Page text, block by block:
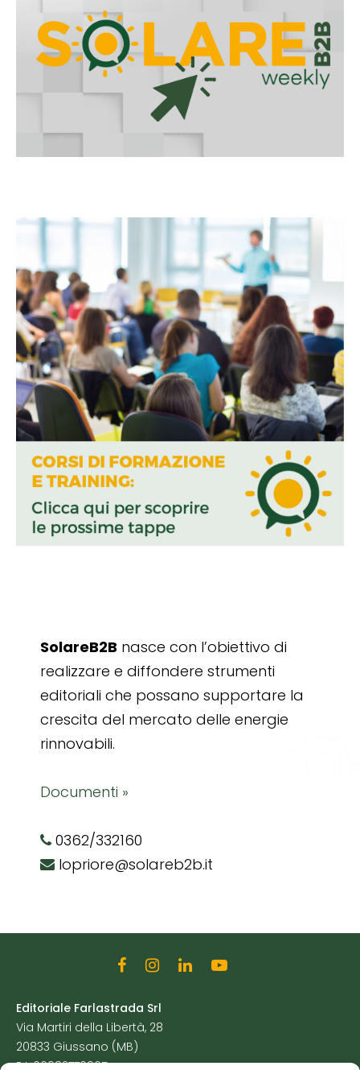
SolareB2B nasce con l’obiettivo di
realizzare e diffondere strumenti
editoriali che possano supportare la
crescita del mercato delle energie
rinnovabili.
Documenti »
0362/332160
lopriore@solareb2b.it
Editoriale Farlastrada Srl
Via Martiri della Libertà, 28
20833 Giussano (MB)
P.I. 06982770965